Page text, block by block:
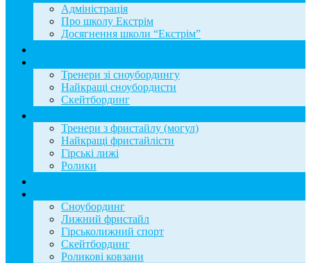
Адміністрація
Про школу Екстрім
Досягнення школи “Екстрім”
Тренери зі сноубордингу
Найкращі сноубордисти
Скейтбординг
Тренери з фристайлу (могул)
Найкращі фристайлісти
Гірські лижі
Ролики
Сноубординг
Лижний фристайл
Гірськолижний спорт
Скейтбординг
Роликові ковзани